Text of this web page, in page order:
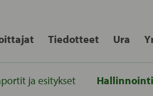
Tiedotteet Ura
ja esitykset Hallinnointi